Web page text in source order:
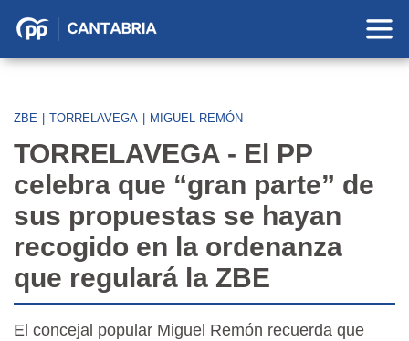
Partido
Cantabria
ZBE TORRELAVEGA MIGUEL REMÓN
TORRELAVEGA - El PP
celebra que “gran parte” de
sus propuestas se hayan
recogido en la ordenanza
que regulará la ZBE
El concejal popular Miguel Remón recuerda que